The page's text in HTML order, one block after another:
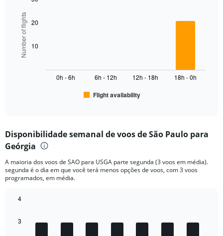
axis
displaying
values.
Range:
chart
with
bars.
The
Range:
6
The
chart
has
displaying
graphic.
Number of flights
Flight availability
0h - 6h 6h - 12h 12h - 18h 18h - 0h
10
20
Disponibilidade semanal de voos de São Paulo para
Geórgia
A maioria dos voos de SAO para USGA parte segunda (3 voos em média).
segunda é o dia em que você terá menos opções de voos, com 3 voos
programados, em média.
chart
with
3
4